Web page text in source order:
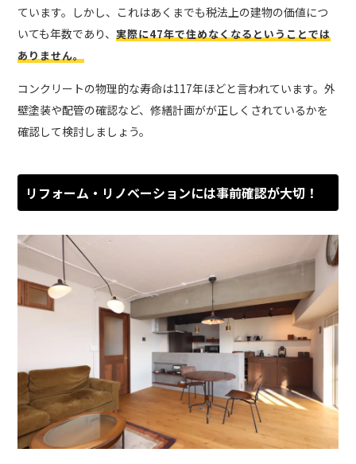
ています。しかし、これはあくまでも税法上の建物の価値につ
いても年数であり、実際に47年で住めなくなるということでは
ありません。
コンクリートの物理的な寿命は117年ほどと言われています。外
壁塗装や配管の確認など、修繕計画がが正しくされているかを
確認して検討しましょう。
リフォーム・リノベーションには事前確認が大切！